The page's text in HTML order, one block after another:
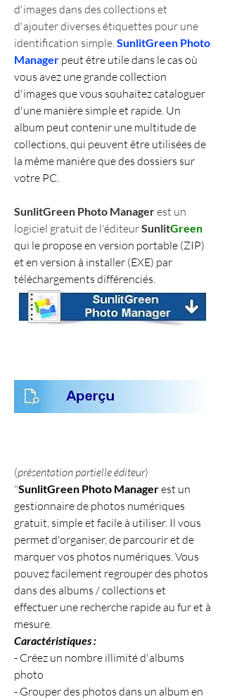
d'images dans des collections et
d'ajouter diverses étiquettes pour une
identification simple. SunlitGreen Photo
Manager peut être utile dans le cas où
vous avez une grande collection
d'images que vous souhaitez cataloguer
d'une manière simple et rapide. Un
album peut contenir une multitude de
collections, qui peuvent être utilisées de
la même manière que des dossiers sur
votre PC.
SunlitGreen Photo Manager est un
logiciel gratuit de l'éditeur SunlitGreen
qui le propose en version portable (ZIP)
et en version à installer (EXE) par
téléchargements différenciés.
(présentation partielle éditeur)
"SunlitGreen Photo Manager est un
gestionnaire de photos numériques
gratuit, simple et facile à utiliser. Il vous
permet d'organiser, de parcourir et de
marquer vos photos numériques. Vous
pouvez facilement regrouper des photos
dans des albums / collections et
effectuer une recherche rapide au fur et à
mesure.
Caractéristiques :
- Créez un nombre illimité d'albums
photo
- Grouper des photos dans un album en